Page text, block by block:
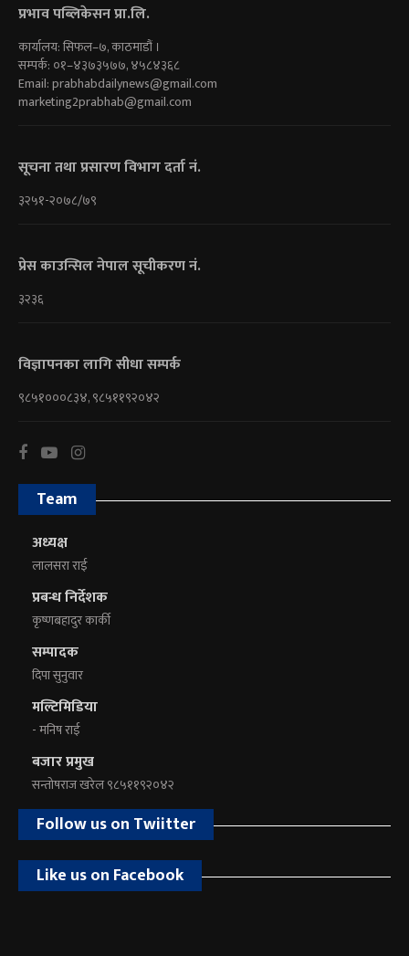
प्रभाव पब्लिकेसन प्रा.लि.
कार्यालय: सिफल–७, काठमाडौं ।
सम्पर्क: ०१–४३७३५७७, ४५८४३६८
Email:prabhabdailynews@gmail.com
marketing2prabhab@gmail.com
सूचना तथा प्रसारण विभाग दर्ता नं.
३२५१-२०७८/७९
प्रेस काउन्सिल नेपाल सूचीकरण नं.
३२३६
विज्ञापनका लागि सीधा सम्पर्क
९८५१०००८३४, ९८५११९२०४२
Team
अध्यक्ष
लालसरा राई
प्रबन्ध निर्देशक
कृष्णबहादुर कार्की
सम्पादक
दिपा सुनुवार
मल्टिमिडिया
- मनिष राई
बजार प्रमुख
सन्तोषराज खरेल ९८५११९२०४२
Follow us on Twiitter
Like us on Facebook